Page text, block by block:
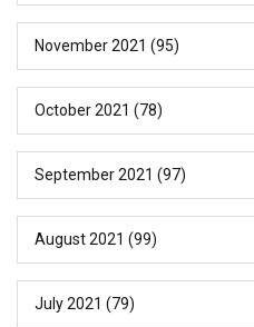
November 2021 (95)
October 2021 (78)
September 2021 (97)
August 2021 (99)
July 2021 (79)